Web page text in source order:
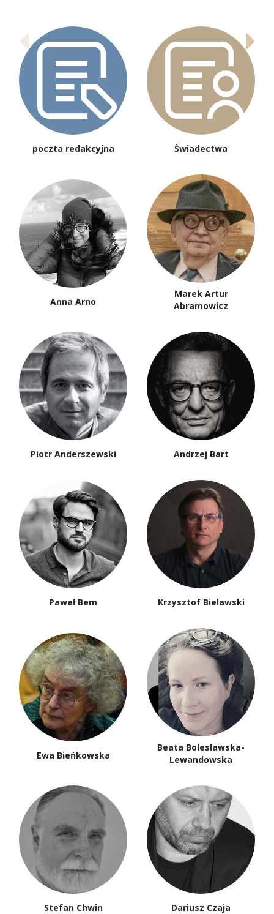
poczta redakcyjna Świadectwa
Anna Arno
Marek Artur
Abramowicz
Piotr Anderszewski Andrzej Bart
Paweł Bem Krzysztof Bielawski
Ewa Bieńkowska
Beata Bolesławska-
Lewandowska
Stefan Chwin Dariusz Czaja